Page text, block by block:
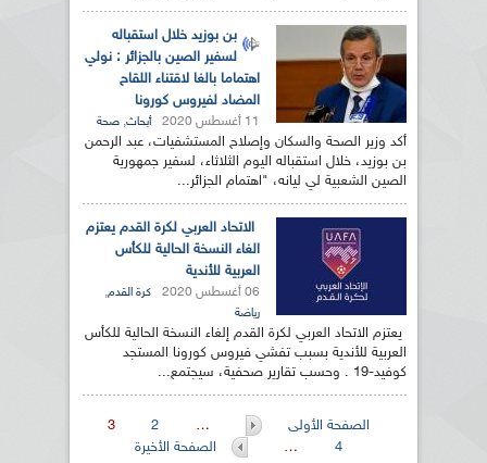
بن بوزيد خلال استقباله
لسفير الصين بالجزائر : نولي
اهتماما بالغا لاقتناء اللقاح
المضاد لفيروس كورونا
11 أغسطس 2020 أبحاث, صحة
أكد وزير الصحة والسكان وإصلاح المستشفيات، عبد الرحمن
بن بوزيد، خلال استقباله اليوم الثلاثاء، لسفير جمهورية
الصين الشعبية لي ليانه، "اهتمام الجزائر...
الاتحاد العربي لكرة القدم يعتزم
الغاء النسخة الحالية للكأس
العربية للأندية
06 أغسطس 2020 كرة القدم,
رياضة
يعتزم الاتحاد العربي لكرة القدم إلغاء النسخة الحالية للكأس
العربية للأندية بسبب تفشي فيروس كورونا المستجد
كوفيد-19 . وحسب تقارير صحفية، سيجتمع...
الصفحات
الصفحة الأولى …
2
3
4
… الصفحة الأخيرة